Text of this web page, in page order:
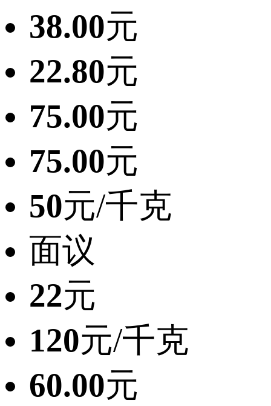
38.00元
22.80元
75.00元
75.00元
50元/千克
面议
22元
120元/千克
60.00元